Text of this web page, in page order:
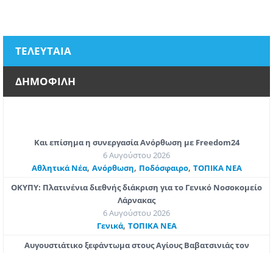
ΤΕΛΕΥΤΑΙΑ
ΔΗΜΟΦΙΛΗ
Και επίσημα η συνεργασία Ανόρθωση με Freedom24
6 Αυγούστου 2026
Αθλητικά Νέα, Ανόρθωση, Ποδόσφαιρο, ΤΟΠΙΚΑ ΝΕΑ
ΟΚΥΠΥ: Πλατινένια διεθνής διάκριση για το Γενικό Νοσοκομείο
Λάρνακας
6 Αυγούστου 2026
Γενικά, ΤΟΠΙΚΑ ΝΕΑ
Αυγουστιάτικο ξεφάντωμα στους Αγίους Βαβατσινιάς τον